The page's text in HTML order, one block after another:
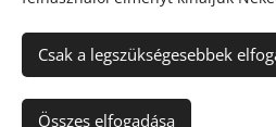
Felnőttképzési regisztrációs
Certified member
Csak a legszükségesebbek
Összes elfogadása